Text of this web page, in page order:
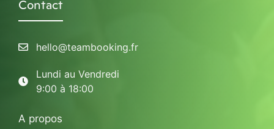
Contact
hello@teambooking.fr
Lundi au Vendredi
9:00 à 18:00
A propos